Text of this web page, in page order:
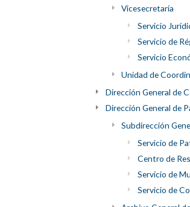
Vicesecretaría
Servicio
Servicio de
Servicio
Unidad de
Dirección General de
Dirección General de
Subdirección
Servicio de
Centro de
Servicio de
Servicio de